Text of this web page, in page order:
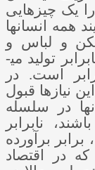
یک چیزهایی
همه انسان­ها
و لباس و
تولید می­
است. در
نیازها قبول
در سلسله
نابرابر
برآورده
در اقتصاد